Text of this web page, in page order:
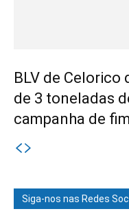
BLV de Celorico
de 3 toneladas
campanha de
Siga-nos nas Redes